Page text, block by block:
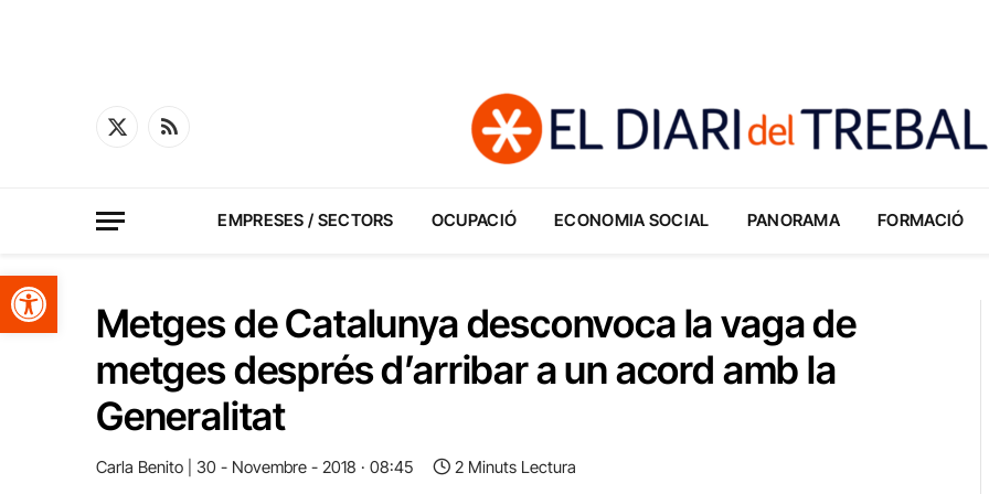
Obre la barra d'eines
X
RSS
EMPRESES / SECTORS OCUPACIÓ ECONOMIA SOCIAL PANORAMA FORMACIÓ
Metges de Catalunya desconvoca la vaga de
metges després d’arribar a un acord amb la
Generalitat
Carla Benito 30 - Novembre - 2018 · 08:45 2 Minuts Lectura